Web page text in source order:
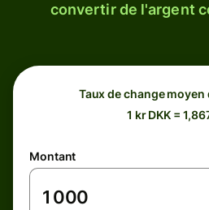
convertir de l'argent
Taux de change moyen
1 kr DKK =
Montant